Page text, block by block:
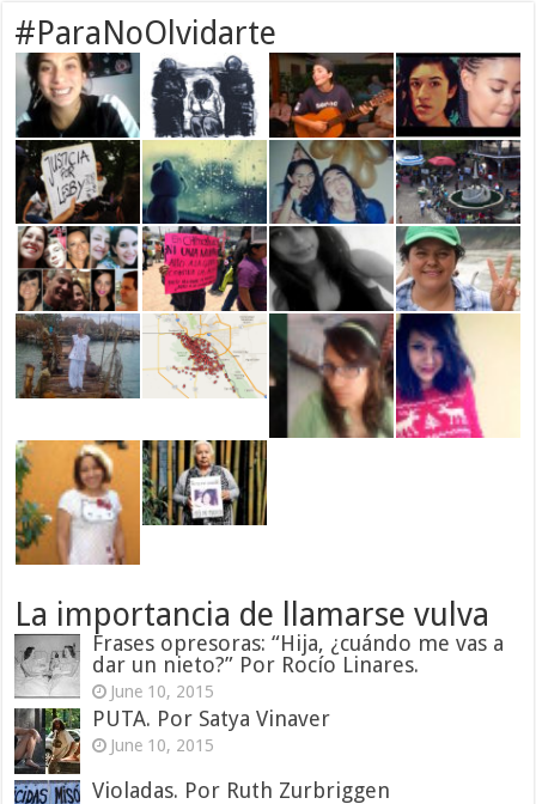
#ParaNoOlvidarte
La importancia de llamarse vulva
Frases opresoras: “Hija, ¿cuándo me vas a
dar un nieto?” Por Rocío Linares.
June 10, 2015
PUTA. Por Satya Vinaver
June 10, 2015
Violadas. Por Ruth Zurbriggen